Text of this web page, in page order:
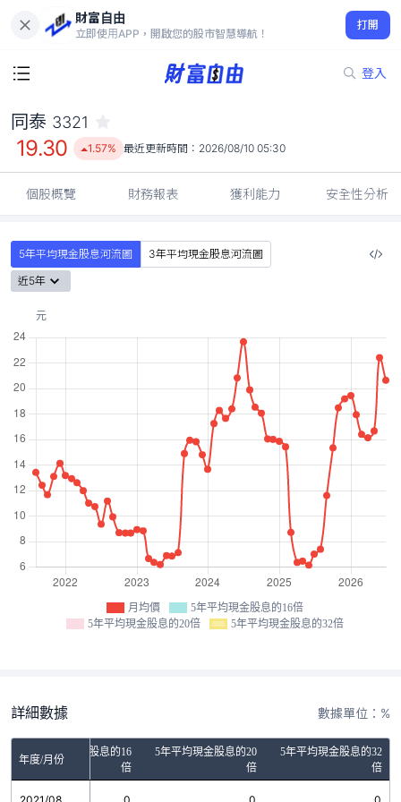
財富自由
立即使用APP，開啟您的股市智慧導航！
打開
登入
19.30
1.57%
同泰 3321
19.30 1.57% 最近更新時間： 2026/08/10 05:30
個股概覽 財務報表 獲利能力 安全性分析
5年平均現金股息河流圖
3年平均現金股息河流圖
近5年
月均價
5年平均現金股息的16倍
5年平均現金股息的20倍
5年平均現金股息的32倍
詳細數據 數據單位：%
年度/月份
5年平均現金股息的16
倍
5年平均現金股息的20
倍
5年平均現金股息的32
倍